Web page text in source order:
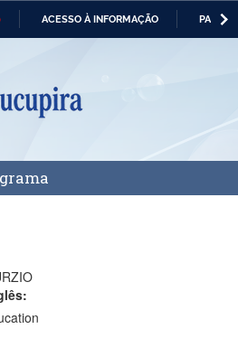
ACESSO À INFORMAÇÃO
Abastecimento